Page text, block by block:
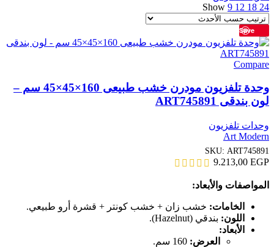
Show 9 12 18 24
Save
Compare
وحدة تلفزيون مودرن خشب طبيعى 160×45×45 سم –
لون بندقى ART745891
وحدات تلفزيون
Art Modern
SKU: ART745891
9.213,00 EGP
المواصفات والأبعاد:
الخامات: خشب زان + خشب كونتر + قشرة أرو طبيعي.
اللون: بندقي (Hazelnut).
الأبعاد:
العرض: